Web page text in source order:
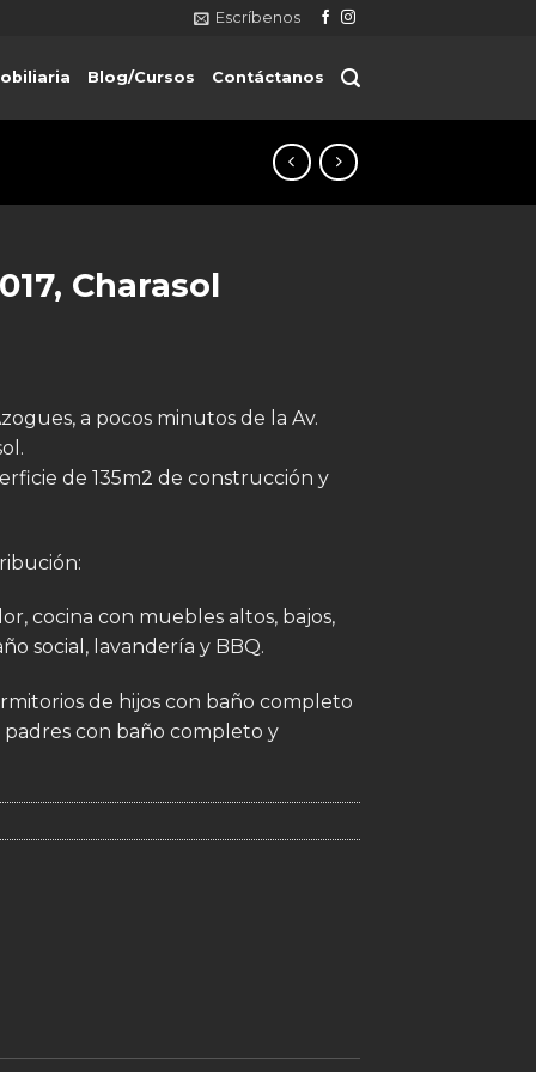
Escríbenos
Blog/Cursos Contáctanos
Charasol
a pocos minutos de la Av.
de 135m2 de construcción y
cocina con muebles altos, bajos,
social, lavandería y BBQ.
de hijos con baño completo
con baño completo y